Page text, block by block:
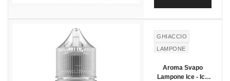
GHIACCIO
LAMPONE
Aroma Svapo
Lampone Ice - Icy